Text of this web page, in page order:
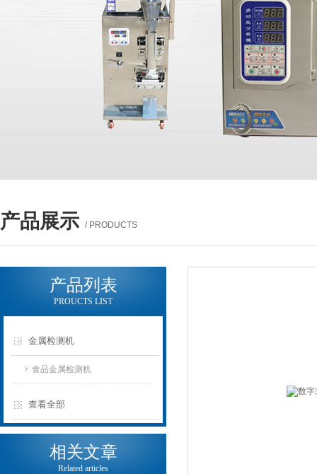
产品展示 / PRODUCTS
产品列表
PROUCTS LIST
金属检测机
食品金属检测机
查看全部
相关文章
Related articles